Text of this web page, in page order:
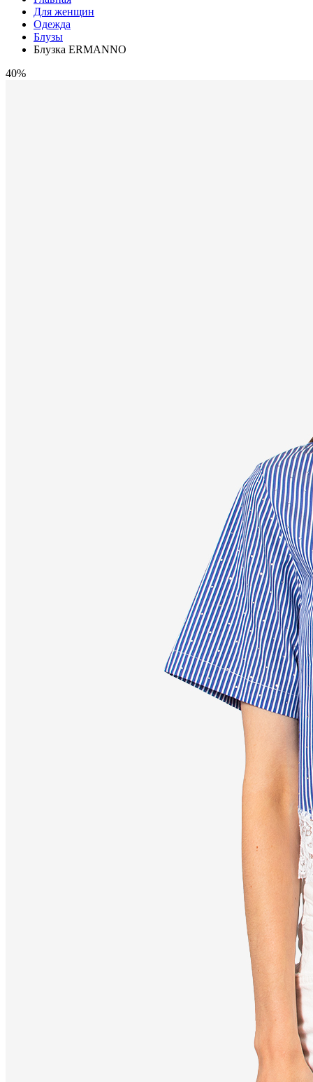
Для женщин
Одежда
Блузы
Блузка ERMANNO
40%